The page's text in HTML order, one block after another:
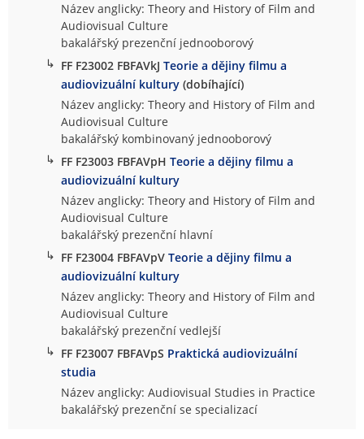
Název anglicky: Theory and History of Film and
Audiovisual Culture
bakalářský prezenční jednooborový
↳ FF F23002 FBFAVkJTeorie a dějiny filmu a
audiovizuální kultury (dobíhající)
Název anglicky: Theory and History of Film and
Audiovisual Culture
bakalářský kombinovaný jednooborový
↳ FF F23003 FBFAVpHTeorie a dějiny filmu a
audiovizuální kultury
Název anglicky: Theory and History of Film and
Audiovisual Culture
bakalářský prezenční hlavní
↳ FF F23004 FBFAVpVTeorie a dějiny filmu a
audiovizuální kultury
Název anglicky: Theory and History of Film and
Audiovisual Culture
bakalářský prezenční vedlejší
↳ FF F23007 FBFAVpS Praktická audiovizuální
studia
Název anglicky: Audiovisual Studies in Practice
bakalářský prezenční se specializací